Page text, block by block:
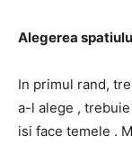
Alegerea
In primul rand,
a-l alege ,
isi face temele .